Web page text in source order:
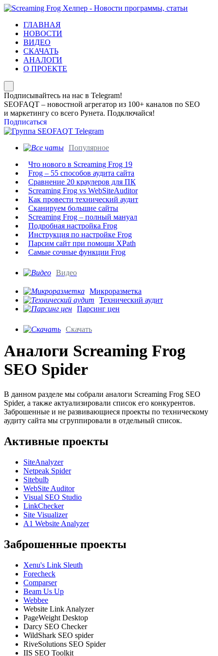
ГЛАВНАЯ
НОВОСТИ
ВИДЕО
СКАЧАТЬ
АНАЛОГИ
О ПРОЕКТЕ
Подписывайтесь на нас в Telegram!
SEOFAQT – новостной агрегатор из 100+ каналов по SEO
и маркетингу со всего Рунета. Подключайся!
Подписаться
Популярное
Что нового в Screaming Frog 19
Frog – 55 способов аудита сайта
Сравнение 20 краулеров для ПК
Screaming Frog vs WebSiteAuditor
Как провести технический аудит
Сканируем большие сайты
Screaming Frog – полный мануал
Подробная настройка Frog
Инструкция по настройке Frog
Парсим сайт при помощи XPath
Самые сочные функции Frog
Видео
Микроразметка
Технический аудит
Парсинг цен
Скачать
Аналоги Screaming Frog
SEO Spider
В данном разделе мы собрали аналоги Screaming Frog SEO
Spider, а также актуализировали список его конкурентов.
Заброшенные и не развивающиеся проекты по техническому
аудиту сайта мы сгруппировали в отдельный список.
Активные проекты
SiteAnalyzer
Netpeak Spider
Sitebulb
WebSite Auditor
Visual SEO Studio
LinkChecker
Site Visualizer
A1 Website Analyzer
Заброшенные проекты
Xenu's Link Sleuth
Forecheck
Comparser
Beam Us Up
Webbee
Website Link Analyzer
PageWeight Desktop
Darcy SEO Checker
WildShark SEO spider
RiveSolutions SEO Spider
IIS SEO Toolkit